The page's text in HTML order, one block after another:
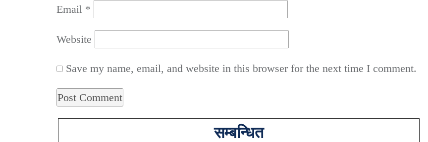
Email *
Website
Save my name, email, and website in this browser for the next time I comment.
सम्बन्धित